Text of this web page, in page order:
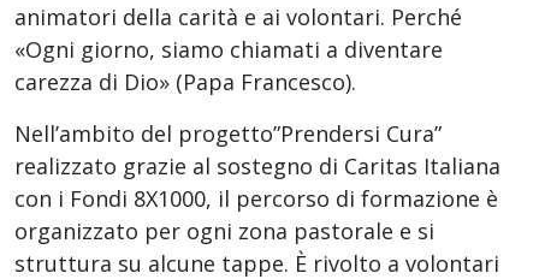
animatori della carità e ai volontari. Perché
«Ogni giorno, siamo chiamati a diventare
carezza di Dio» (Papa Francesco).
Nell’ambito del progetto”Prendersi Cura”
realizzato grazie al sostegno di Caritas Italiana
con i Fondi 8X1000, il percorso di formazione è
organizzato per ogni zona pastorale e si
struttura su alcune tappe. È rivolto a volontari